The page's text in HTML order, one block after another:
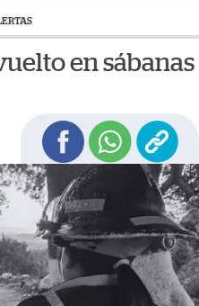
en sábanas